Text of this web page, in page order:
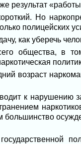
результат
Но
полицейских
как уберечь
общества, в
возраст
к
большинство